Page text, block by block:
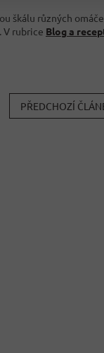
škálu různých
V rubrice Blog a
PŘEDCHOZÍ